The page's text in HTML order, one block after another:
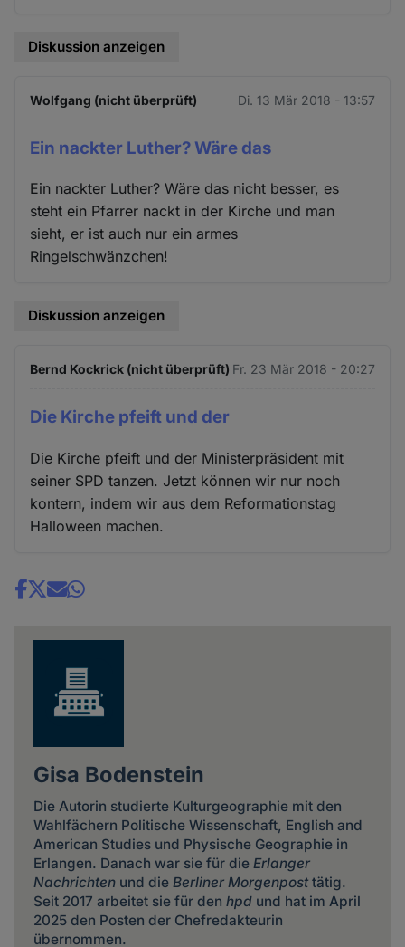
Diskussion anzeigen
Wolfgang (nicht überprüft) Di. 13 Mär 2018 - 13:57
Ein nackter Luther? Wäre das
Ein nackter Luther? Wäre das nicht besser, es
steht ein Pfarrer nackt in der Kirche und man
sieht, er ist auch nur ein armes
Ringelschwänzchen!
Diskussion anzeigen
Bernd Kockrick (nicht überprüft) Fr. 23 Mär 2018 - 20:27
Die Kirche pfeift und der
Die Kirche pfeift und der Ministerpräsident mit
seiner SPD tanzen. Jetzt können wir nur noch
kontern, indem wir aus dem Reformationstag
Halloween machen.
Share
Gisa Bodenstein
Die Autorin studierte Kulturgeographie mit den
Wahlfächern Politische Wissenschaft, English and
American Studies und Physische Geographie in
Erlangen. Danach war sie für die Erlanger
Nachrichtenund die Berliner Morgenposttätig.
Seit 2017 arbeitet sie für den hpdund hat im April
2025 den Posten der Chefredakteurin
übernommen.